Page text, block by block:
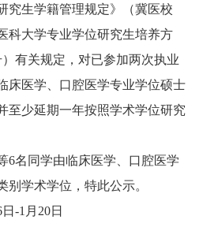
究生学籍管理规定》（冀医校
科大学专业学位研究生培养方
）有关规定，对已参加两次执业
床医学、口腔医学专业学位硕士
至少延期一年按照学术学位研究
6名同学由临床医学、口腔医学
别学术学位 ，特此公示。
日 -1 月 20日